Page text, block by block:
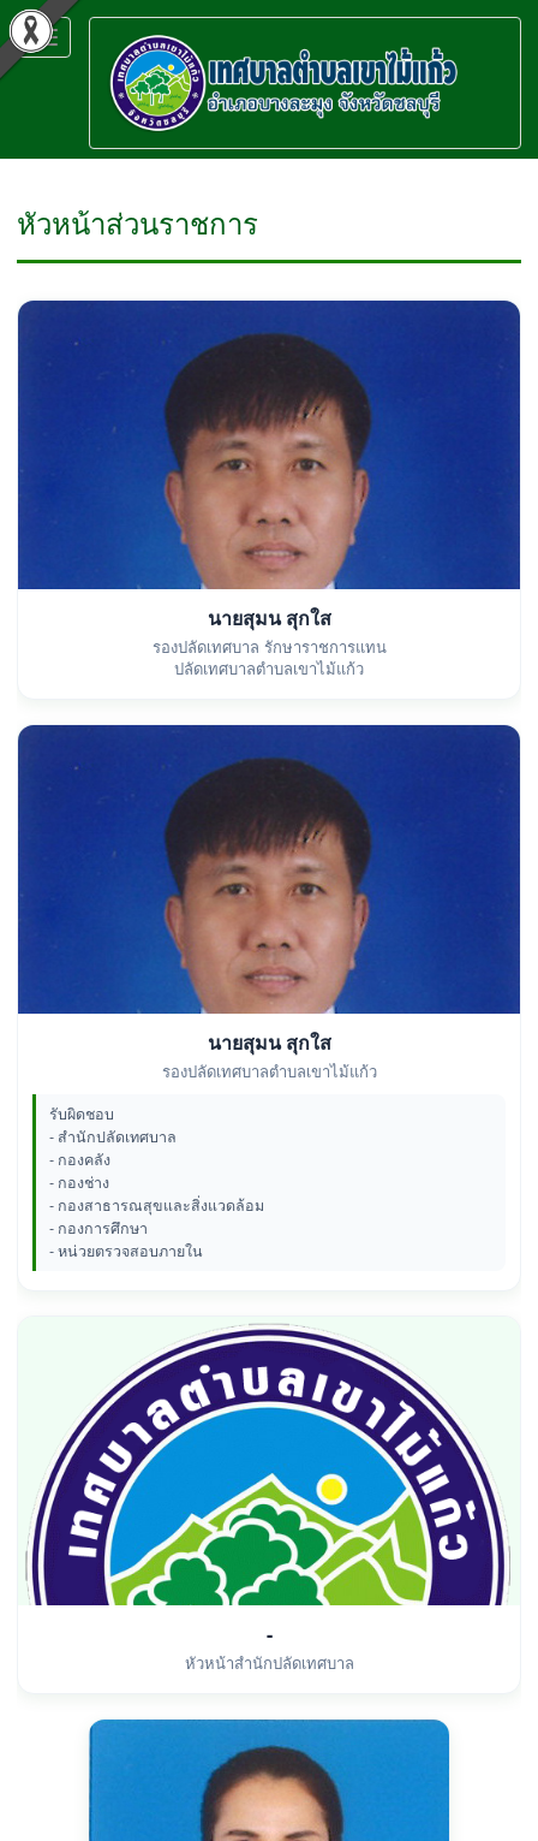
Toggle
navigation
หัวหน้าส่วนราชการ
นายสุมน สุกใส
รองปลัดเทศบาล รักษาราชการแทน
ปลัดเทศบาลตำบลเขาไม้แก้ว
นายสุมน สุกใส
รองปลัดเทศบาลตำบลเขาไม้แก้ว
รับผิดชอบ
- สำนักปลัดเทศบาล
- กองคลัง
- กองช่าง
- กองสาธารณสุขและสิ่งแวดล้อม
- กองการศึกษา
- หน่วยตรวจสอบภายใน
-
หัวหน้าสำนักปลัดเทศบาล